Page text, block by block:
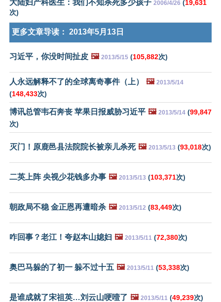
大陆妇产科医生：我们不知杀死多少孩子 2006/4/26 (19,631
次)
更多文章导读： 2013年5月13日
习近平，你没时间扯皮 🖼️ 2013/5/15 (105,882次)
人永远解释不了的全球离奇事件（上） 🖼️ 2013/5/14
(148,433次)
博讯总管韦石奔丧 苹果日报威胁习近平 🖼️ 2013/5/14 (99,847
次)
灭门！原鹿邑县法院院长被亲儿杀死 🖼️ 2013/5/13 (93,018次)
二英上阵 央视少花钱多办事 🖼️ 2013/5/13 (103,371次)
朝政局不稳 金正恩再遭暗杀 🖼️ 2013/5/12 (83,449次)
咋回事？老江！夸赵本山媳妇 🖼️ 2013/5/11 (72,380次)
奥巴马躲的了初一 躲不过十五 🖼️ 2013/5/11 (53,338次)
是谁成就了宋祖英…刘云山哽噎了 🖼️ 2013/5/11 (49,239次)